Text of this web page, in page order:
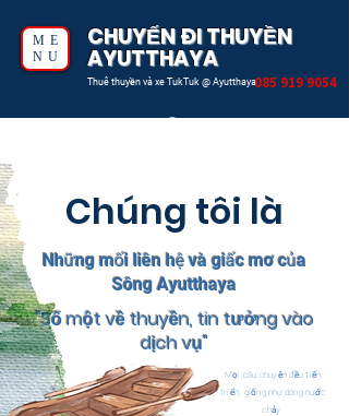
ME
NU
CHUYẾN ĐI THUYỀN
AYUTTHAYA
Thuê thuyền và xe TukTuk @ Ayutthaya085 919 9054
Chúng tôi là
Những mối liên hệ và giấc mơ của
Sông Ayutthaya
"Số một về thuyền, tin tưởng vào
dịch vụ"
Mọi câu chuyện đều tiến
triển, giống như dòng nước
chảy.